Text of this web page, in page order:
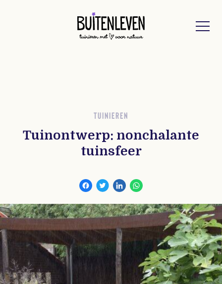
TUINIEREN
Tuinontwerp: nonchalante
tuinsfeer